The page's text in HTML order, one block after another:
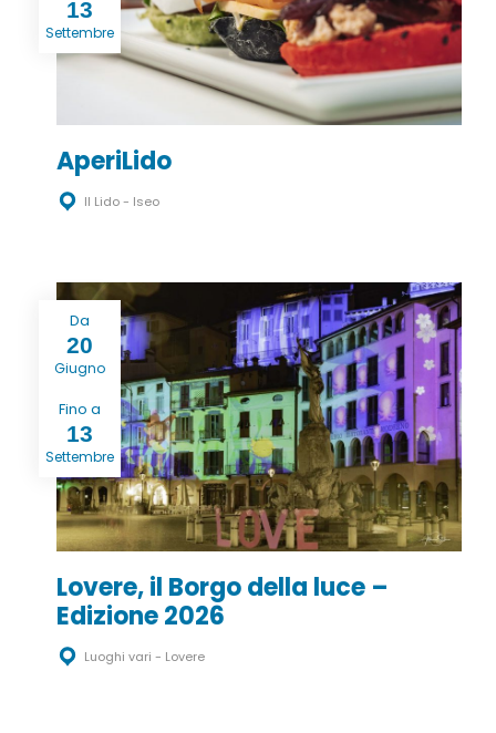
13
Settembre
AperiLido
Il Lido - Iseo
Da
20
Giugno
Fino a
13
Settembre
Lovere, il Borgo della luce –
Edizione 2026
Luoghi vari - Lovere